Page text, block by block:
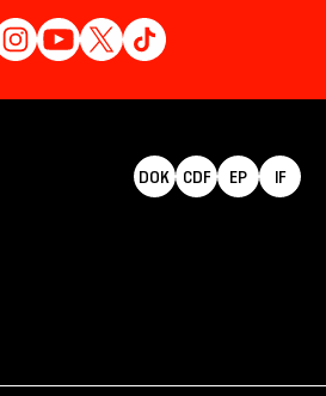
DOK CDF EP IF